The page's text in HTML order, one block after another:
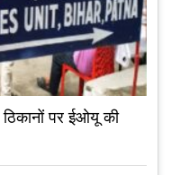
पर ईओयू की